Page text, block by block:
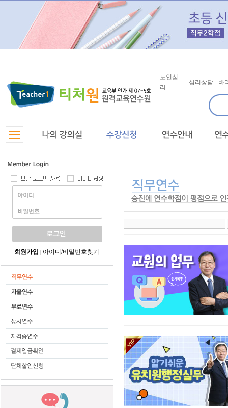
노인심
리
심리상담 바
회원가입 아이디/비밀번호찾기